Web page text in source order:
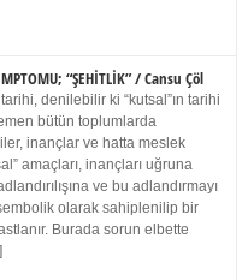
“ŞEHİTLİK” / Cansu Çöl
denilebilir ki “kutsal”ın tarihi
bütün toplumlarda
inançlar ve hatta meslek
amaçları, inançları uğruna
ve bu adlandırmayı
olarak sahiplenilip bir
Burada sorun elbette